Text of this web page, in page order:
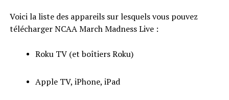
Voici la liste des appareils sur lesquels vous pouvez
télécharger NCAA March Madness Live :
Roku TV (et boîtiers Roku)
Apple TV, iPhone, iPad